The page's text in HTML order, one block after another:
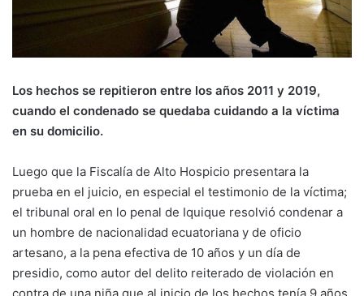
Los hechos se repitieron entre los años 2011 y 2019,
cuando el condenado se quedaba cuidando a la víctima
en su domicilio.
Luego que la Fiscalía de Alto Hospicio presentara la
prueba en el juicio, en especial el testimonio de la víctima;
el tribunal oral en lo penal de Iquique resolvió condenar a
un hombre de nacionalidad ecuatoriana y de oficio
artesano, a la pena efectiva de 10 años y un día de
presidio, como autor del delito reiterado de violación en